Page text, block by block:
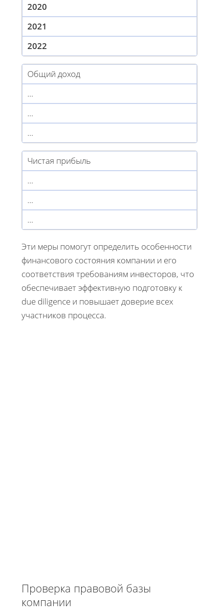
2020
2021
2022
Общий доход
...
...
...
Чистая прибыль
...
...
...
Эти меры помогут определить особенности
финансового состояния компании и его
соответствия требованиям инвесторов, что
обеспечивает эффективную подготовку к
due diligence и повышает доверие всех
участников процесса.
Проверка правовой базы
компании